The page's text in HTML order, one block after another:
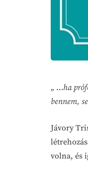
„ …ha
bennem,
Jávory
volna, és